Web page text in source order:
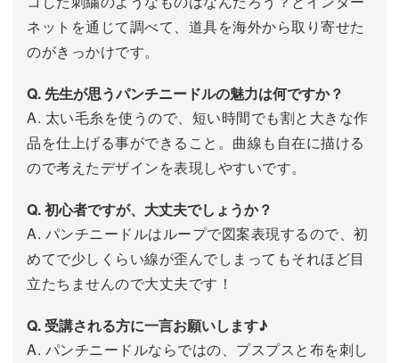
ネットを通じて調べて、道具を海外から取り寄せた
のがきっかけです。
Q. 先生が思うパンチニードルの魅力は何ですか？
A. 太い毛糸を使うので、短い時間でも割と大きな作
品を仕上げる事ができること。曲線も自在に描ける
ので考えたデザインを表現しやすいです。
Q. 初心者ですが、大丈夫でしょうか？
A. パンチニードルはループで図案表現するので、初
めてで少しくらい線が歪んでしまってもそれほど目
立たちませんので大丈夫です！
Q. 受講される方に一言お願いします♪
A. パンチニードルならではの、プスプスと布を刺し